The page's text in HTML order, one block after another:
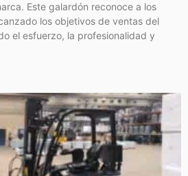
Este galardón reconoce a los
los objetivos de ventas del
el esfuerzo, la profesionalidad y